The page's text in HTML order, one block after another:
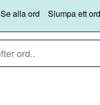
Se alla ord Slumpa ett